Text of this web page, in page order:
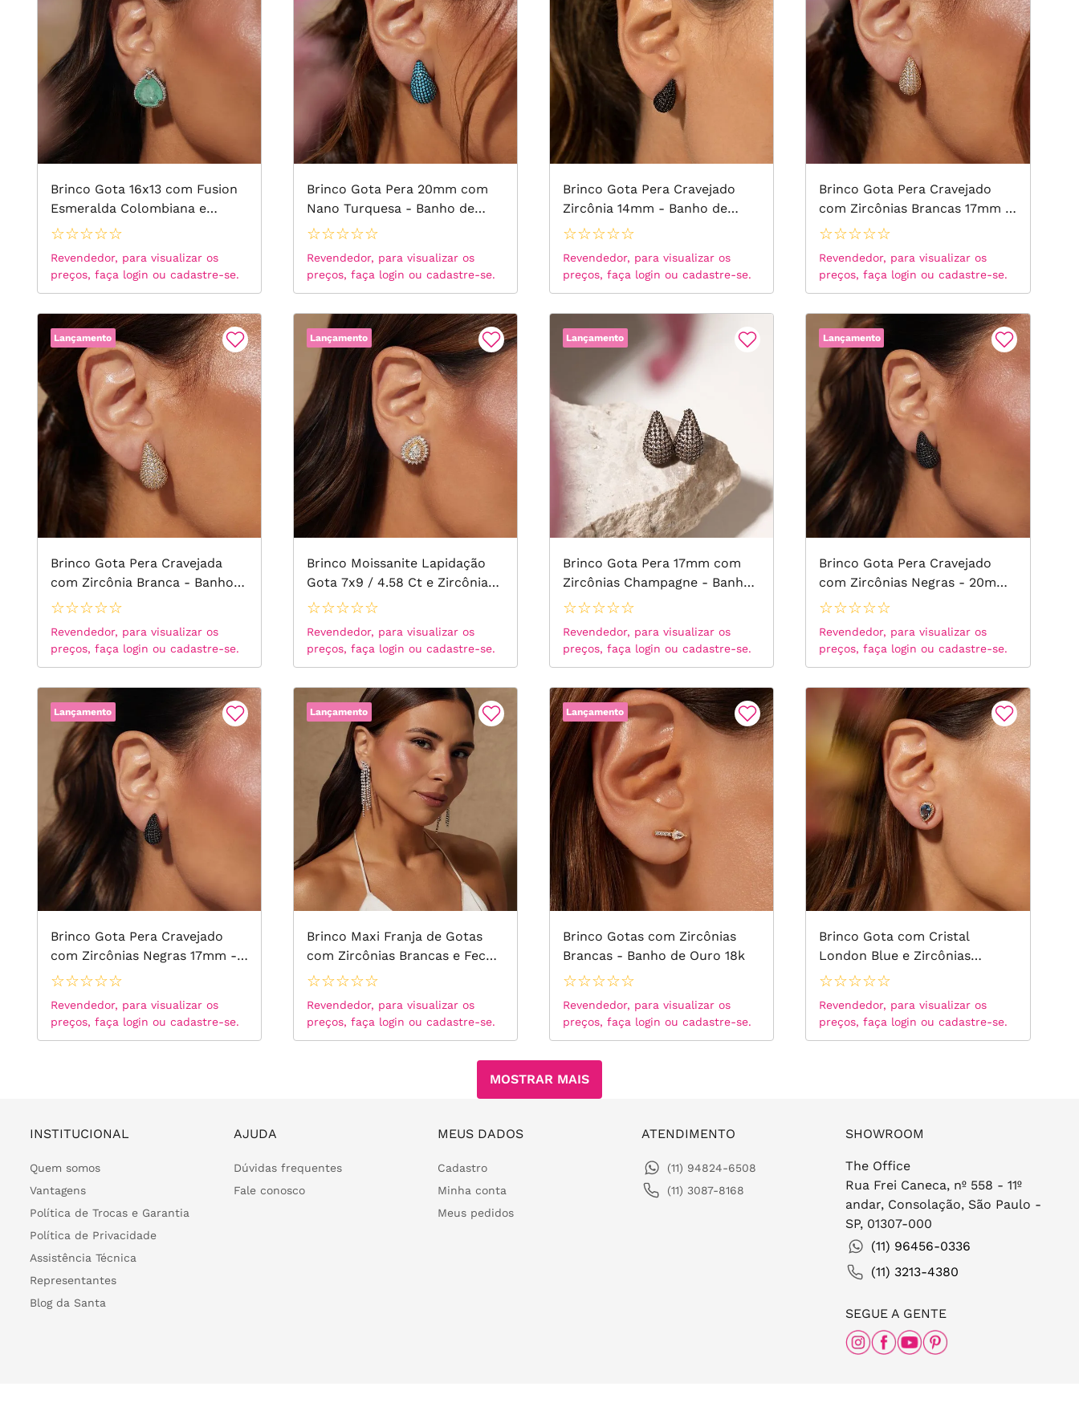
Brinco Gota 16x13 com Fusion
Esmeralda Colombiana e
Zircônias Brancas - Prata 925
☆☆☆☆☆
Revendedor, para visualizar os
preços, faça login ou cadastre-se.
Brinco Gota Pera 20mm com
Nano Turquesa - Banho de
Ouro 18k
☆☆☆☆☆
Revendedor, para visualizar os
preços, faça login ou cadastre-se.
Brinco Gota Pera Cravejado
Zircônia 14mm - Banho de
Ródio Negro
☆☆☆☆☆
Revendedor, para visualizar os
preços, faça login ou cadastre-se.
Brinco Gota Pera Cravejado
com Zircônias Brancas 17mm -
Banho de Ouro 18k
☆☆☆☆☆
Revendedor, para visualizar os
preços, faça login ou cadastre-se.
Lançamento
Brinco Gota Pera Cravejada
com Zircônia Branca - Banho
de Ouro 18k
☆☆☆☆☆
Revendedor, para visualizar os
preços, faça login ou cadastre-se.
Lançamento
Brinco Moissanite Lapidação
Gota 7x9 / 4.58 Ct e Zircônias
Fancy Yellow D - VVS1 - Prata
☆☆☆☆☆
Revendedor, para visualizar os
preços, faça login ou cadastre-se.
Lançamento
Brinco Gota Pera 17mm com
Zircônias Champagne - Banho
de Ouro 18k
☆☆☆☆☆
Revendedor, para visualizar os
preços, faça login ou cadastre-se.
Lançamento
Brinco Gota Pera Cravejado
com Zircônias Negras - 20mm
- Banho de Ródio Negro
☆☆☆☆☆
Revendedor, para visualizar os
preços, faça login ou cadastre-se.
Lançamento
Brinco Gota Pera Cravejado
com Zircônias Negras 17mm -
Banho de Ródio Negro
☆☆☆☆☆
Revendedor, para visualizar os
preços, faça login ou cadastre-se.
Lançamento
Brinco Maxi Franja de Gotas
com Zircônias Brancas e Fecho
Click - Banho de Ródio Branco
☆☆☆☆☆
Revendedor, para visualizar os
preços, faça login ou cadastre-se.
Lançamento
Brinco Gotas com Zircônias
Brancas - Banho de Ouro 18k
☆☆☆☆☆
Revendedor, para visualizar os
preços, faça login ou cadastre-se.
Brinco Gota com Cristal
London Blue e Zircônias
Brancas - Banho de Ouro 18k
☆☆☆☆☆
Revendedor, para visualizar os
preços, faça login ou cadastre-se.
MOSTRAR MAIS
INSTITUCIONAL
Quem somos
Vantagens
Política de Trocas e Garantia
Política de Privacidade
Assistência Técnica
Representantes
Blog da Santa
AJUDA
Dúvidas frequentes
Fale conosco
MEUS DADOS
Cadastro
Minha conta
Meus pedidos
ATENDIMENTO
(11) 94824-6508
(11) 3087-8168
SHOWROOM
The Office
Rua Frei Caneca, nº 558 - 11º
andar, Consolação, São Paulo -
SP, 01307-000
(11) 96456-0336
(11) 3213-4380
SEGUE A GENTE